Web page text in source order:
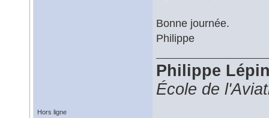
Bonne journée.
Philippe
Philippe
École de
Hors ligne